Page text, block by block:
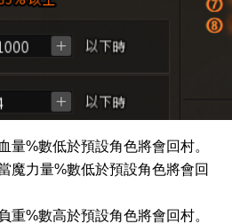
%數低於預設角色將會回村。
力量%數低於預設角色將會回
%數高於預設角色將會回村。